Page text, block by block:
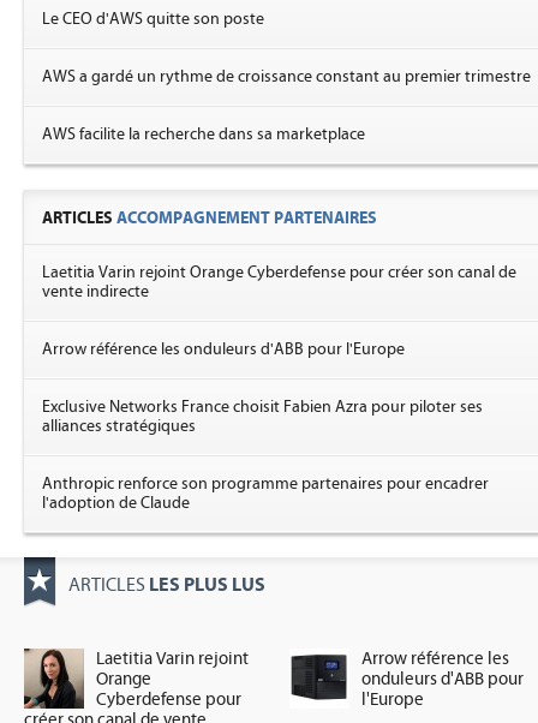
Le CEO d'AWS quitte son poste
AWS a gardé un rythme de croissance constant au premier trimestre
AWS facilite la recherche dans sa marketplace
ARTICLES ACCOMPAGNEMENT PARTENAIRES
Laetitia Varin rejoint Orange Cyberdefense pour créer son canal de
vente indirecte
Arrow référence les onduleurs d'ABB pour l'Europe
Exclusive Networks France choisit Fabien Azra pour piloter ses
alliances stratégiques
Anthropic renforce son programme partenaires pour encadrer
l'adoption de Claude
ARTICLES LES PLUS LUS
Laetitia Varin rejoint
Orange
Cyberdefense pour
Arrow référence les
onduleurs d'ABB pour
l'Europe